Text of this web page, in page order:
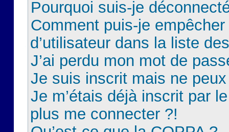
Pourquoi suis-je
Comment puis-je
d’utilisateur dans la liste
J’ai perdu mon mot de
Je suis inscrit mais ne
Je m’étais déjà inscrit par
plus me connecter ?!